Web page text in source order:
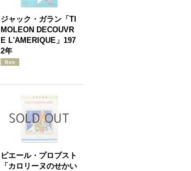
ジャック・ガラン「TI
MOLEON DECOUVR
E L'AMERIQUE」197
2年
ピエール・プロブスト
「カロリーヌのせかい